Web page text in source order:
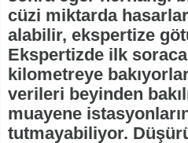
cüzi miktarda
alabilir, ekspertize
Ekspertizde ilk
kilometreye
verileri beyinden
muayene
tutmayabiliyor.